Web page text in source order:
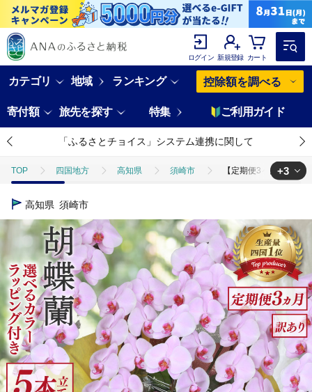
ログイン 新規登録 カート
カテゴリ 地域 ランキング 控除額を調べる
寄付額 旅先を探す 特集 ご利用ガイド
「ふるさとチョイス」システム連携に関して
TOP 四国地方 高知県 須崎市 【定期便3ヶ月】 【
TOP
TOP 日用品・雑貨 ほかの雑貨・日用品 【定期便3ヶ月】
返礼品なし 【定期便3ヶ月】 【訳あり】 胡蝶蘭 5本立て ピ
+3
高知県 須崎市